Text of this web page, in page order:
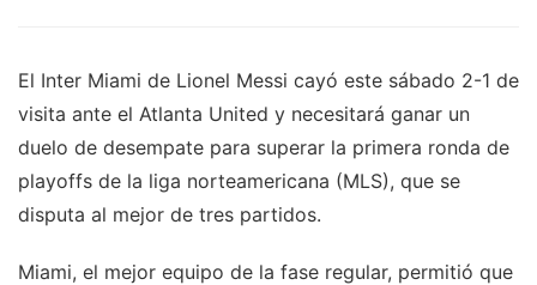
El Inter Miami de Lionel Messi cayó este sábado 2-1 de
visita ante el Atlanta United y necesitará ganar un
duelo de desempate para superar la primera ronda de
playoffs de la liga norteamericana (MLS), que se
disputa al mejor de tres partidos.
Miami, el mejor equipo de la fase regular, permitió que